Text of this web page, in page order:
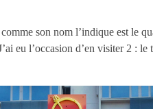
son nom l’indique est le
eu l’occasion d’en visiter 2 :